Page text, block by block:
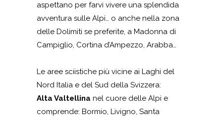
aspettano per farvi vivere una splendida
avventura sulle Alpi… o anche nella zona
delle Dolimiti se preferite, a Madonna di
Campiglio, Cortina d’Ampezzo, Arabba…
Le aree sciistiche più vicine ai Laghi del
Nord Italia e del Sud della Svizzera:
Alta Valtellina nel cuore delle Alpi e
comprende: Bormio, Livigno, Santa